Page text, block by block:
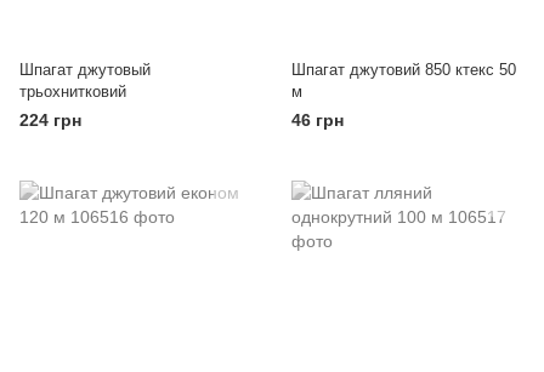
Шпагат джутовый
трьохнитковий
224 грн
Шпагат джутовий 850 ктекс 50
м
46 грн